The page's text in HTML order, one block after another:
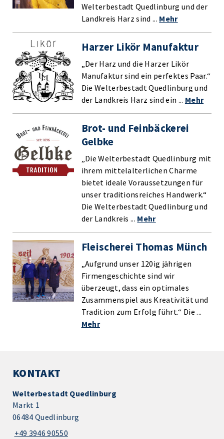
Welterbestadt Quedlinburg und der
Landkreis Harz sind ... Mehr
Harzer Likör Manufaktur
„Der Harz und die Harzer Likör
Manufaktur sind ein perfektes Paar.“
Die Welterbestadt Quedlinburg und
der Landkreis Harz sind ein ... Mehr
Brot- und Feinbäckerei
Gelbke
„Die Welterbestadt Quedlinburg mit
ihrem mittelalterlichen Charme
bietet ideale Voraussetzungen für
unser traditionsreiches Handwerk.“
Die Welterbestadt Quedlinburg und
der Landkreis ... Mehr
Fleischerei Thomas Münch
„Aufgrund unser 120ig jährigen
Firmengeschichte sind wir
überzeugt, dass ein optimales
Zusammenspiel aus Kreativität und
Tradition zum Erfolg führt.“ Die ...
Mehr
KONTAKT
Welterbestadt Quedlinburg
Markt 1
06484 Quedlinburg
+49 3946 90550